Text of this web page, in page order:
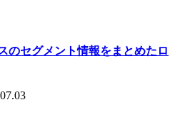
のセグメント情報をまとめたロ